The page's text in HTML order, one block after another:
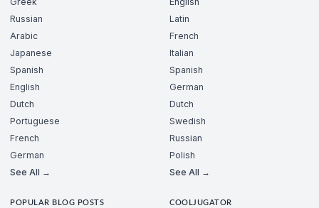
Russian
Arabic
Japanese
Spanish
English
Dutch
Portuguese
French
German
See All →
Latin
French
Italian
Spanish
German
Dutch
Swedish
Russian
Polish
See All →
POPULAR BLOG POSTS COOLJUGATOR